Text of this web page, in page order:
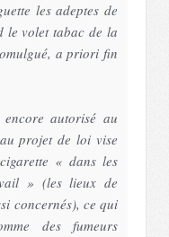
les adeptes de
le volet tabac de la
a priori fin
autorisé au
projet de loi vise
« dans les
» (les lieux de
concernés), ce qui
des fumeurs